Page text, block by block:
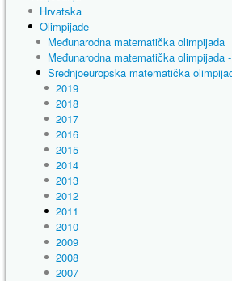
Hrvatska
Olimpijade
Međunarodna matematička olimpijada
Međunarodna matematička olimpijada
Srednjoeuropska matematička
2019
2018
2017
2016
2015
2014
2013
2012
2011
2010
2009
2008
2007